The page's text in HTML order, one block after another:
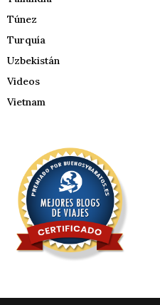
Túnez
Turquía
Uzbekistán
Videos
Vietnam